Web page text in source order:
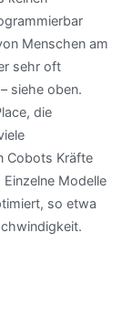
Menschen am
sehr oft
siehe oben.
die
Cobots Kräfte
Modelle
so etwa